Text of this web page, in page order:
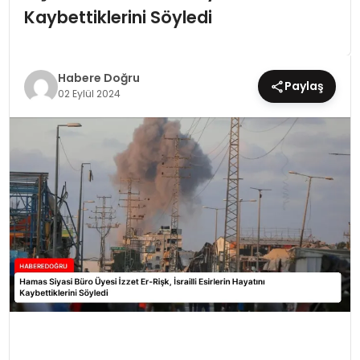
TEKNOLOJİ
SPOR
EĞİTİM
MAGAZİN
SAĞLIK
YAŞAM
Kaybettiklerini Söyledi
Habere Doğru
02 Eylül 2024 Paylaş